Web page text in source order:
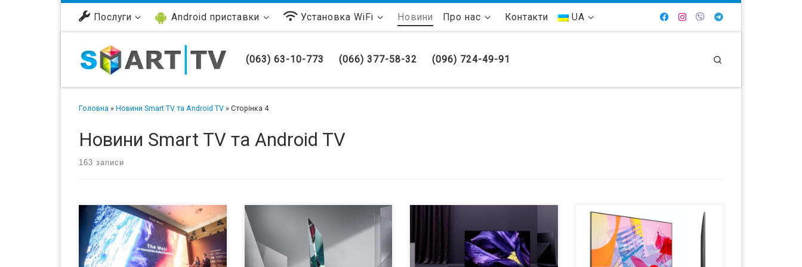
Перейти до вмісту Послуги Android приставки Установка WiFi Новини Про нас Контакти UA
(063) 63-10-773 (066) 377-58-32 (096) 724-49-91
Головна » Новини Smart TV та Android TV » Сторінка 4
Новини Smart TV та Android TV
163 записи
Samsung Electronics сделала еще
один шаг вперед в создании
интерьерных дисплеев
инновационной серии The Wall TV —
диагональ экрана новой топовой
В преддверии CES 2020 Samsung
представила новый флагманский
ЖК-телевизор Q950TS с
«бесконечным дизайном», который
«исключает рамки экрана». Он также
AirPlay 2, HomeKit и Dolby Atmos для
некоторых ЖК-телевизоров в конце
2019 года. Обновление также
доступно в США и Европе для
Ранее в этом месяце на выставке
CES компания Samsung представила
свой новый флагманский телевизор
с разрешением 8K и телевизоры
различных существующих